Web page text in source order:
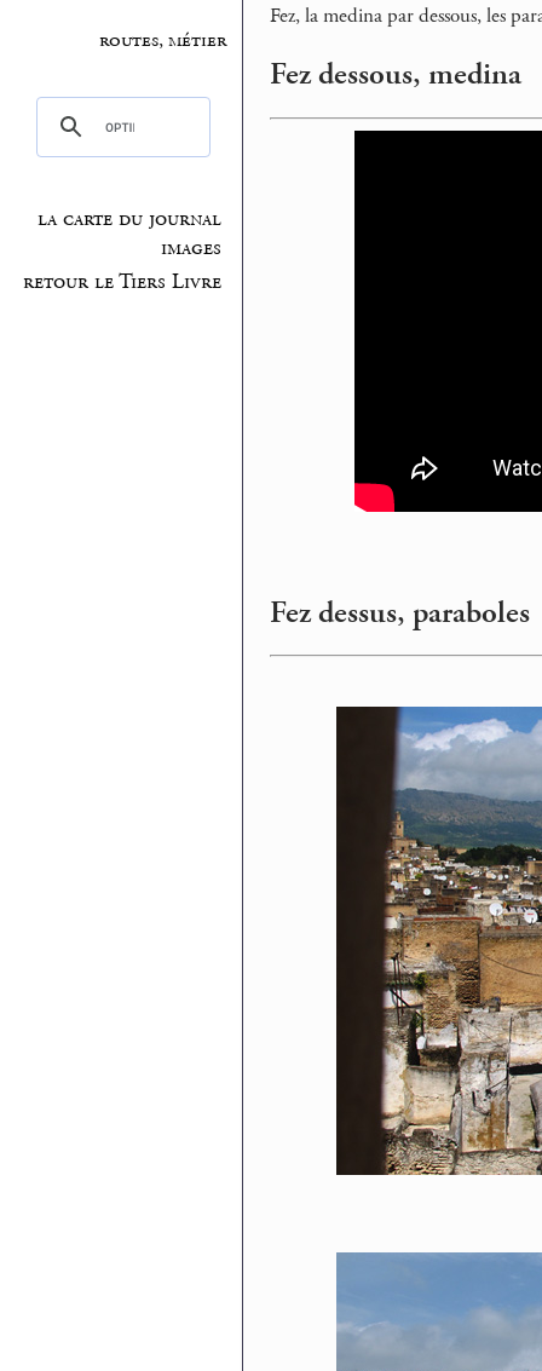
routes, métier
la carte du journal
images
retour le Tiers Livre
Fez, la medina par dessous, les
Fez dessous, medina
Fez dessus, paraboles